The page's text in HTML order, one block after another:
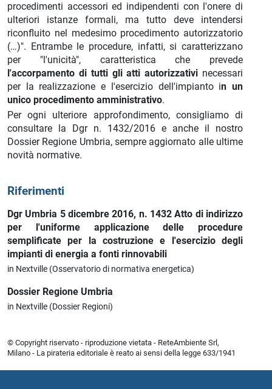
procedimenti accessori ed indipendenti con l'onere di
ulteriori istanze formali, ma tutto deve intendersi
riconfluito nel medesimo procedimento autorizzatorio
(…)". Entrambe le procedure, infatti, si caratterizzano
per "l'unicità", caratteristica che prevede
l'accorpamento di tutti gli atti autorizzativi necessari
per la realizzazione e l'esercizio dell'impianto in un
unico procedimento amministrativo.
Per ogni ulteriore approfondimento, consigliamo di
consultare la Dgr n. 1432/2016 e anche il nostro
Dossier Regione Umbria, sempre aggiornato alle ultime
novità normative.
Riferimenti
Dgr Umbria 5 dicembre 2016, n. 1432 Atto di indirizzo
per l'uniforme applicazione delle procedure
semplificate per la costruzione e l'esercizio degli
impianti di energia a fonti rinnovabili
in Nextville (Osservatorio di normativa energetica)
Dossier Regione Umbria
in Nextville (Dossier Regioni)
© Copyright riservato - riproduzione vietata - ReteAmbiente Srl,
Milano - La pirateria editoriale è reato ai sensi della legge 633/1941